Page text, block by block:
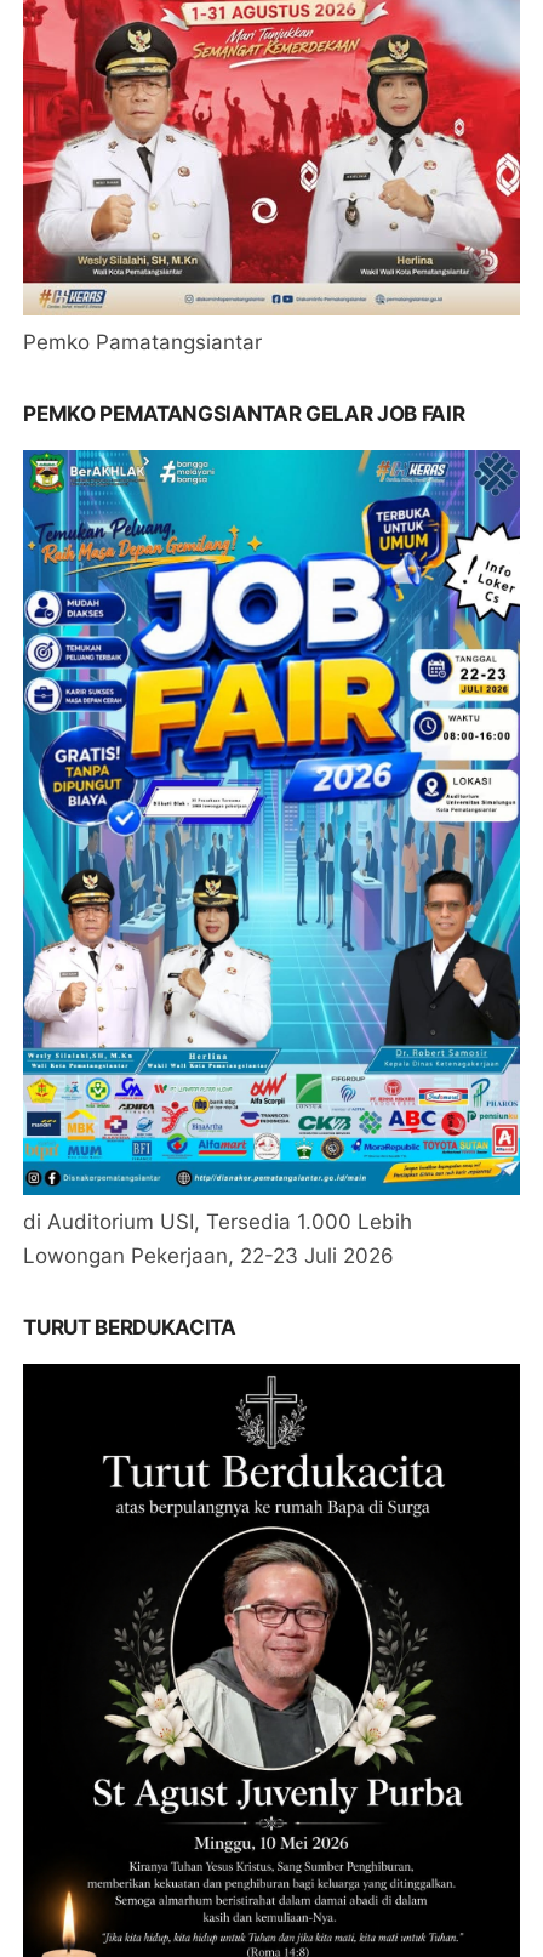
Pemko Pamatangsiantar
PEMKO PEMATANGSIANTAR GELAR JOB FAIR
di Auditorium USI, Tersedia 1.000 Lebih
Lowongan Pekerjaan, 22-23 Juli 2026
TURUT BERDUKACITA